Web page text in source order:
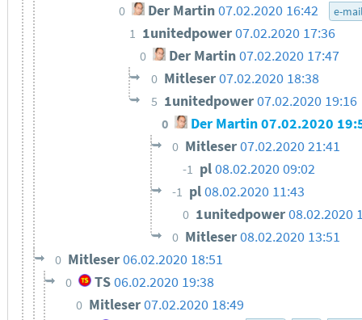
0 Der Martin07.02.2020 16:42 e-
1 1unitedpower07.02.2020 17:36
0 Der Martin07.02.2020 17:47
0 Mitleser07.02.2020 18:38
5 1unitedpower07.02.2020 19:16
0 Der Martin 07.02.2020
0 Mitleser07.02.2020 21:41
-1 pl08.02.2020 09:02
-1 pl08.02.2020 11:43
0 1unitedpower08.02.2020
0 Mitleser08.02.2020 13:51
0 Mitleser06.02.2020 18:51
0 TS06.02.2020 19:38
0 Mitleser07.02.2020 18:49